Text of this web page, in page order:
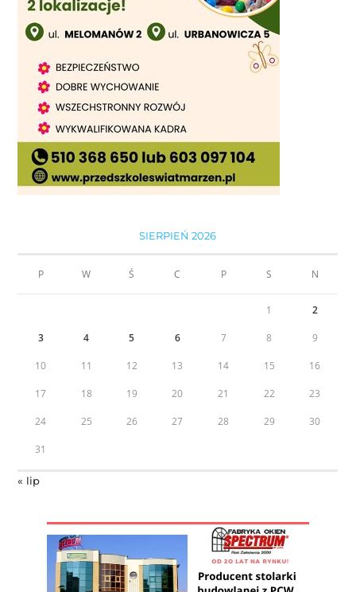
SIERPIEŃ 2026
P W Ś C P S N
1 2
3 4 5 6 7 8 9
10 11 12 13 14 15 16
17 18 19 20 21 22 23
24 25 26 27 28 29 30
31
« lip